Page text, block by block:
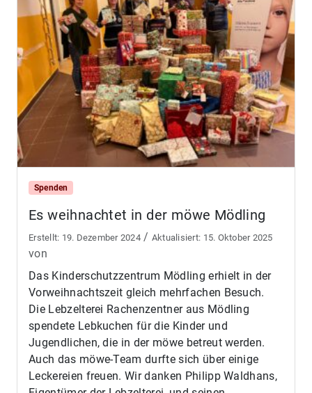
Spenden
Es weihnachtet in der möwe Mödling
19. Dezember 2024 / 15. Oktober 2025
von
Das Kinderschutzzentrum Mödling erhielt in der
Vorweihnachtszeit gleich mehrfachen Besuch.
Die Lebzelterei Rachenzentner aus Mödling
spendete Lebkuchen für die Kinder und
Jugendlichen, die in der möwe betreut werden.
Auch das möwe-Team durfte sich über einige
Leckereien freuen. Wir danken Philipp Waldhans,